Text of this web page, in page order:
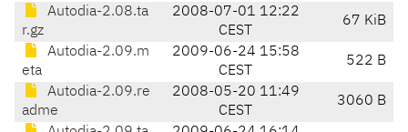
Autodia-2.08.ta
r.gz
2008-07-01 12:22
CEST
67 KiB
Autodia-2.09.m
eta
2009-06-24 15:58
CEST
522 B
Autodia-2.09.re
adme
2008-05-20 11:49
CEST
3060 B